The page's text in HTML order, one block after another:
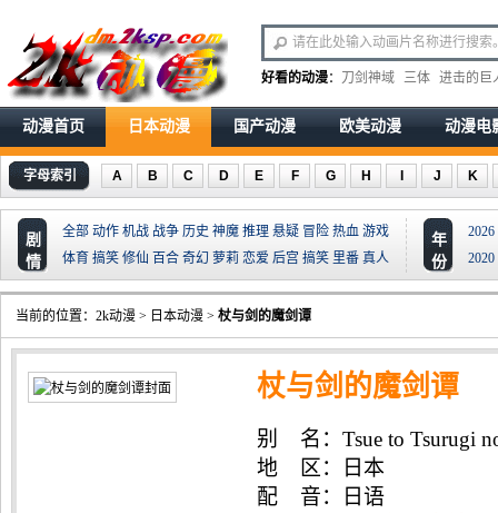
好看的动漫： 刀剑神域 三体 进击的巨
动漫首页 日本动漫 国产动漫 欧美动漫 动漫电
字母索引 A B C D E F G H J K
剧
情
全部 动作 机战 战争 历史 神魔 推理 悬疑 冒险 热血 游戏
体育 搞笑 修仙 百合 奇幻 萝莉 恋爱 后宫 搞笑 里番 真人
年
份
2026
2020
当前的位置： 2k动漫 > 日本动漫 > 杖与剑的魔剑谭
杖与剑的魔剑谭
别 名：Tsue to Tsurugi
地 区：日本
配 音：日语